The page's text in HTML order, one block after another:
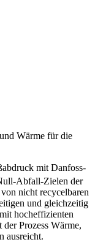
Wärme für die
mit Danfoss-
Abfall-Zielen der
nicht recycelbaren
und gleichzeitig
hocheffizienten
Prozess Wärme,
ausreicht.